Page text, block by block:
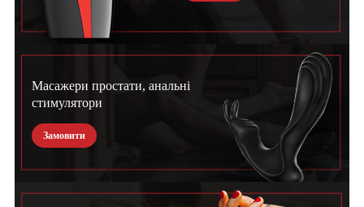
Масажери простати, анальні
стимулятори
Замовити